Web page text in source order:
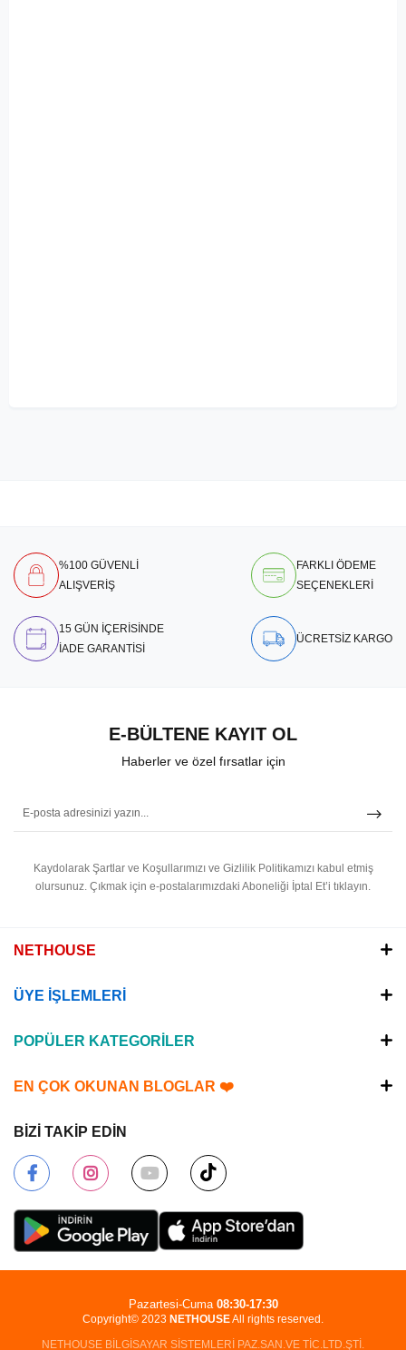
%100 GÜVENLİ
ALIŞVERİŞ
FARKLI ÖDEME
SEÇENEKLERİ
15 GÜN İÇERİSİNDE
İADE GARANTİSİ
ÜCRETSİZ KARGO
E-BÜLTENE KAYIT OL
Haberler ve özel fırsatlar için
Kaydolarak Şartlar ve Koşullarımızı ve Gizlilik Politikamızı kabul etmiş
olursunuz. Çıkmak için e-postalarımızdaki Aboneliği İptal Et’i tıklayın.
NETHOUSE
ÜYE İŞLEMLERİ
POPÜLER KATEGORİLER
EN ÇOK OKUNAN BLOGLAR ❤️
BİZİ TAKİP EDİN
Copyright© 2023 NETHOUSEAll rights reserved.
NETHOUSE BİLGİSAYAR SİSTEMLERİ PAZ.SAN.VE TİC.LTD.ŞTİ.
Pazartesi-Cuma 08:30-17:30